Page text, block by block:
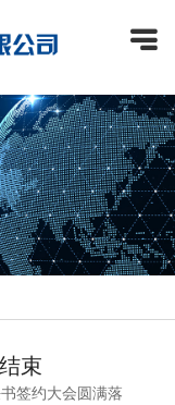

束
签约大会圆满落